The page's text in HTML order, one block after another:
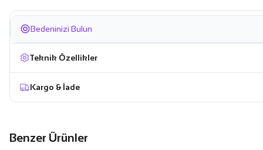
Bedeninizi Bulun
Teknik Özellikler
Kargo & İade
Benzer Ürünler